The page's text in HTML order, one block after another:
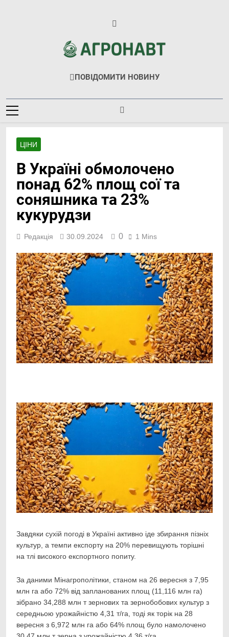
Агронавт
Новини Українського Агробізнесу
ПОВІДОМИТИ НОВИНУ
ЦІНИ
В Україні обмолочено
понад 62% площ сої та
соняшника та 23%
кукурудзи
Редакція 30.09.2024 0 1 Mins
Link
Завдяки сухій погоді в Україні активно іде збирання пізніх
культур, а темпи експорту на 20% перевищують торішні
на тлі високого експортного попиту.
За даними Мінагрополітики, станом на 26 вересня з 7,95
млн га або 72% від запланованих площ (11,116 млн га)
зібрано 34,288 млн т зернових та зернобобових культур з
середньою урожайністю 4,31 т/га, тоді як торік на 28
вересня з 6,972 млн га або 64% площ було намолочено